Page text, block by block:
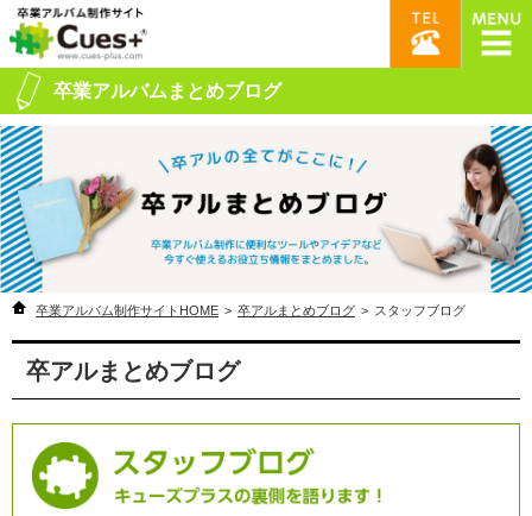
卒業アルバムまとめブログ
卒業アルバム制作サイトHOME > 卒アルまとめブログ > スタッフブログ
卒アルまとめブログ